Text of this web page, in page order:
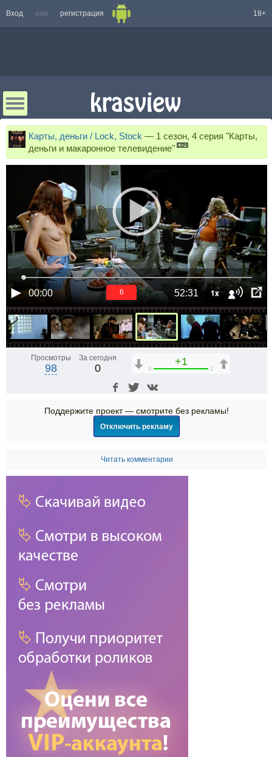
Вход или регистрация 18+
Карты, деньги / Lock, Stock — 1 сезон, 4 серия "Карты,
деньги и макаронное телевидение"
00:00 52:31 1x
6
Просмотры
98
За сегодня
0
+1
0 1
Поддержите проект — смотрите без рекламы!
Отключить рекламу
Читать комментарии